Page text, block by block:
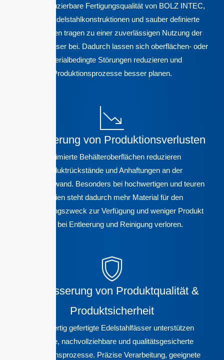
Die reproduzierbare Fertigungsqualität von BOLZ INTEC,
robuste Edelstahlkonstruktionen und sauber definierte
Oberflächen tragen zu einer zuverlässigen Nutzung der
Edelstahlfässer bei. Dadurch lassen sich oberflächen- oder
materialbedingte Störungen reduzieren und
Produktionsprozesse besser planen.
Verringerung von Produktionsverlusten
Optimierte Behälteroberflächen reduzieren
Produktrückstände und Anhaftungen an der
Fassinnenwand. Besonders bei hochwertigen und teuren
Medien steht dadurch mehr Material für den
Verwendungszweck zur Verfügung und weniger Produkt
geht bei Entleerung und Reinigung verloren.
Verbesserung von Produktqualität &
Produktsicherheit
Hochwertig gefertigte Edelstahlfässer unterstützen
saubere, nachvollziehbare und qualitätsgesicherte
Produktionsprozesse. Präzise Verarbeitung, geeignete